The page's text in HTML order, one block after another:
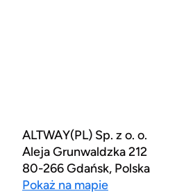
ALTWAY(PL) Sp. z o. o.
Aleja Grunwaldzka 212
80-266 Gdańsk, Polska
Pokaż na mapie